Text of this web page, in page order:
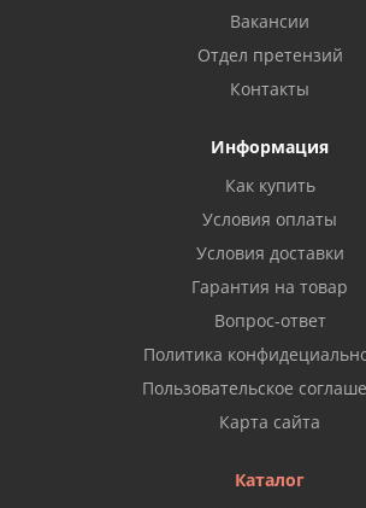
Вакансии
Отдел претензий
Контакты
Информация
Как купить
Условия оплаты
Условия доставки
Гарантия на товар
Вопрос-ответ
Политика
Пользовательское
Карта сайта
Каталог